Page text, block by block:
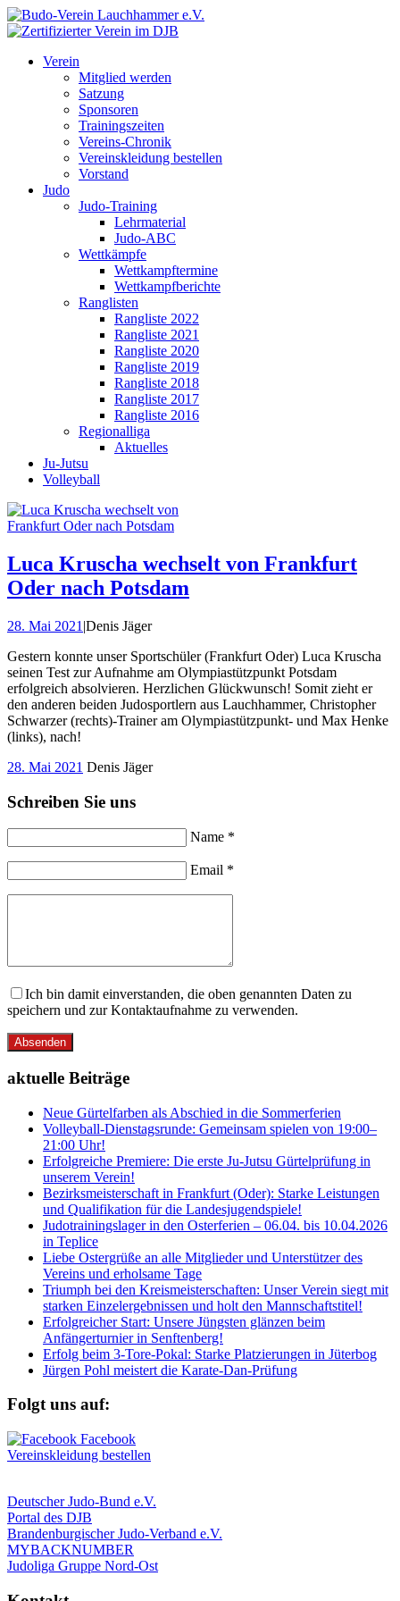
Verein
Mitglied werden
Satzung
Sponsoren
Trainingszeiten
Vereins-Chronik
Vereinskleidung bestellen
Vorstand
Judo
Judo-Training
Lehrmaterial
Judo-ABC
Wettkämpfe
Wettkampftermine
Wettkampfberichte
Ranglisten
Rangliste 2022
Rangliste 2021
Rangliste 2020
Rangliste 2019
Rangliste 2018
Rangliste 2017
Rangliste 2016
Regionalliga
Aktuelles
Ju-Jutsu
Volleyball
Luca Kruscha wechselt von Frankfurt
Oder nach Potsdam
28. Mai 2021 |Denis Jäger
Gestern konnte unser Sportschüler (Frankfurt Oder) Luca Kruscha
seinen Test zur Aufnahme am Olympiastützpunkt Potsdam
erfolgreich absolvieren. Herzlichen Glückwunsch! Somit zieht er
den anderen beiden Judosportlern aus Lauchhammer, Christopher
Schwarzer (rechts)-Trainer am Olympiastützpunkt- und Max Henke
(links), nach!
28. Mai 2021 Denis Jäger
Schreiben Sie uns
Name *
Email *
Ich bin damit einverstanden, die oben genannten Daten zu
speichern und zur Kontaktaufnahme zu verwenden.
Absenden
aktuelle Beiträge
Neue Gürtelfarben als Abschied in die Sommerferien
Volleyball-Dienstagsrunde: Gemeinsam spielen von 19:00–
21:00 Uhr!
Erfolgreiche Premiere: Die erste Ju-Jutsu Gürtelprüfung in
unserem Verein!
Bezirksmeisterschaft in Frankfurt (Oder): Starke Leistungen
und Qualifikation für die Landesjugendspiele!
Judotrainingslager in den Osterferien – 06.04. bis 10.04.2026
in Teplice
Liebe Ostergrüße an alle Mitglieder und Unterstützer des
Vereins und erholsame Tage
Triumph bei den Kreismeisterschaften: Unser Verein siegt mit
starken Einzelergebnissen und holt den Mannschaftstitel!
Erfolgreicher Start: Unsere Jüngsten glänzen beim
Anfängerturnier in Senftenberg!
Erfolg beim 3-Tore-Pokal: Starke Platzierungen in Jüterbog
Jürgen Pohl meistert die Karate-Dan-Prüfung
Folgt uns auf:
Vereinskleidung bestellen
Deutscher Judo-Bund e.V.
Portal des DJB
Brandenburgischer Judo-Verband e.V.
MYBACKNUMBER
Judoliga Gruppe Nord-Ost